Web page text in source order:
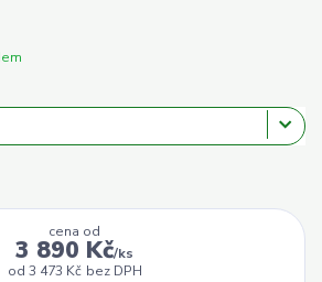
cena od
3 890 Kč/ks
od 3 473 Kč bez DPH